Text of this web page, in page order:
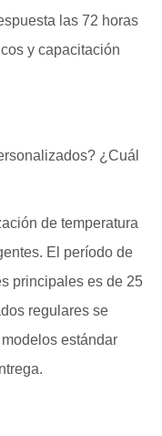
las 72 horas
y capacitación
¿Cuál
de temperatura
El período de
principales es de 25
regulares se
estándar